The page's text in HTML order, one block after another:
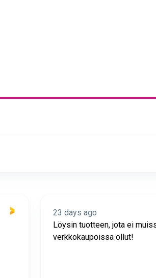
23 days ago
Löysin tuotteen, jota ei
verkkokaupoissa ollut!